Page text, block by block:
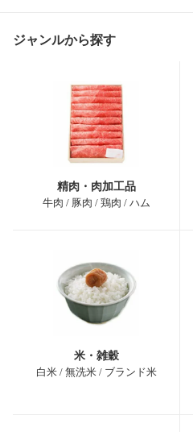
ジャンルから探す
精肉・肉加工品
牛肉 / 豚肉 / 鶏肉 / ハム
米・雑穀
白米 / 無洗米 / ブランド米